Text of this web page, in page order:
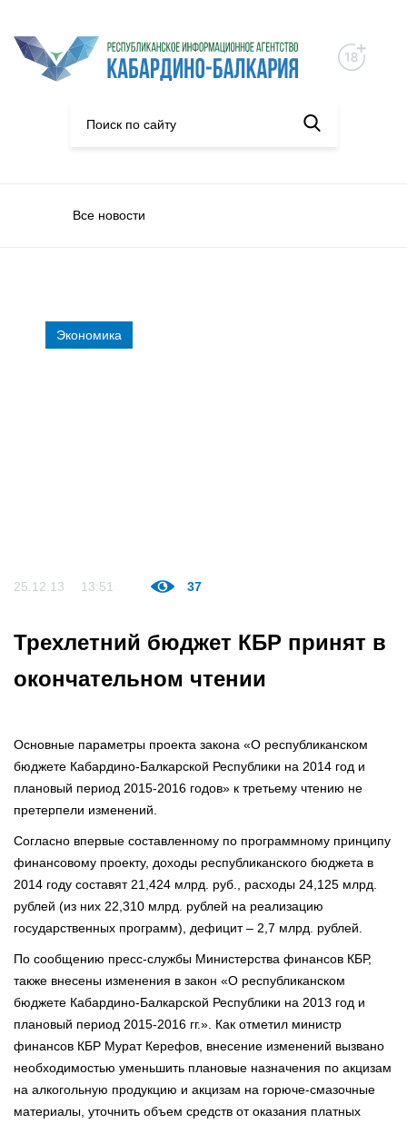
Все новости
Экономика
25.12.13 13:51 37
Трехлетний бюджет КБР принят в
окончательном чтении
Основные параметры проекта закона «О республиканском
бюджете Кабардино-Балкарской Республики на 2014 год и
плановый период 2015-2016 годов» к третьему чтению не
претерпели изменений.
Согласно впервые составленному по программному принципу
финансовому проекту, доходы республиканского бюджета в
2014 году составят 21,424 млрд. руб., расходы 24,125 млрд.
рублей (из них 22,310 млрд. рублей на реализацию
государственных программ), дефицит – 2,7 млрд. рублей.
По сообщению пресс-службы Министерства финансов КБР,
также внесены изменения в закон «О республиканском
бюджете Кабардино-Балкарской Республики на 2013 год и
плановый период 2015-2016 гг.». Как отметил министр
финансов КБР Мурат Керефов, внесение изменений вызвано
необходимостью уменьшить плановые назначения по акцизам
на алкогольную продукцию и акцизам на горюче-смазочные
материалы, уточнить объем средств от оказания платных